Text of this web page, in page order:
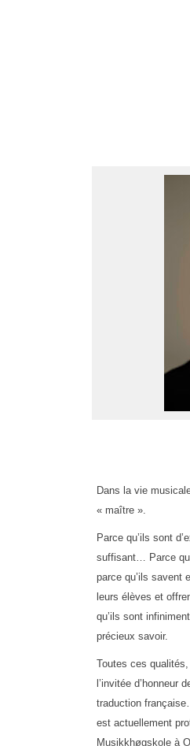
Dans la vie
« maître ».
Parce qu’ils sont
suffisant… Parce
parce qu’ils savent
leurs élèves et
qu’ils sont
précieux savoir.
Toutes ces
l’invitée d’honneur
traduction
est actuellement
Musikkhøgskole à